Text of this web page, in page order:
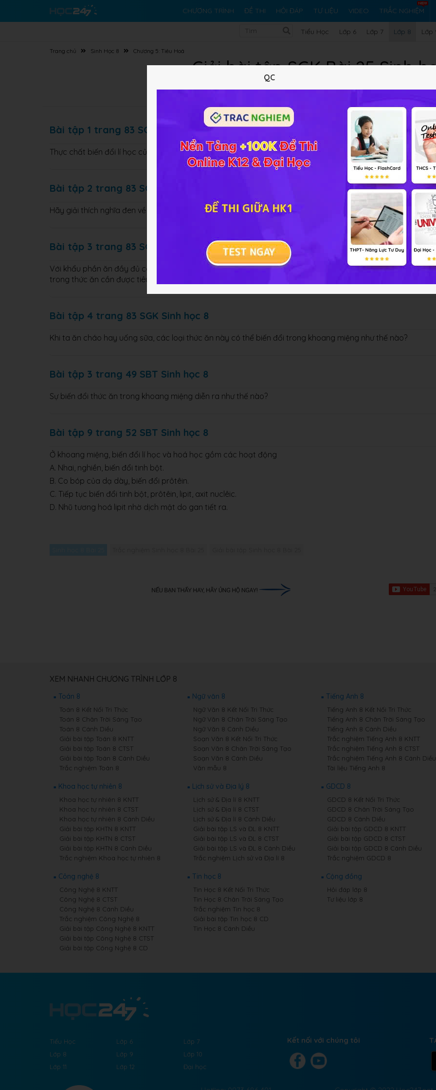
CHƯƠNG TRÌNH ĐỀ THI HỎI ĐÁP TƯ LIỆU VIDEO TRẮC NGHIỆM
Tiểu Học Lớp 6 Lớp 7 Lớp 8 Lớp
Trang chủ Sinh Học 8 Chương 5: Tiêu Hoá
Giải bài tập SGK Bài 25 Sinh
Bài tập 1 trang 83 SGK Sinh học 8
Thực chất biến đổi lí học của thức ăn trong khoang miệng là gì?
Bài tập 2 trang 83 SGK Sinh học 8
Hãy giải thích nghĩa đen về mặt sinh học của câu thành ngữ " Nhai kĩ no lâu".
Bài tập 3 trang 83 SGK Sinh học 8
Với khẩu phần ăn đầy đủ các chất, sau tiêu hóa ở khoang miệng và thực quản thì còn lại những loại chất
trong thức ăn cần được tiêu hóa tiếp?
Bài tập 4 trang 83 SGK Sinh học 8
Khi ta ăn cháo hay uống sữa, các loại thức ăn này có thể biến đổi trong khoang miệng như thế nào?
Bài tập 3 trang 49 SBT Sinh học 8
Sự biến đổi thức ăn trong khoang miệng diễn ra như thế nào?
Bài tập 9 trang 52 SBT Sinh học 8
Ở khoang miệng, biến đổi lí học và hoá học gồm các hoạt động
A. Nhai, nghiền, biến đổi tinh bột.
B. Co bóp của dạ dày, biến đổi prôtêin.
C. Tiếp tục biến đổi tinh bột, prôtêin, lipit, axit nuclêic.
D. Nhũ tương hoá lipit nhờ dịch mật do gan tiết ra.
XEM NHANH CHƯƠNG TRÌNH LỚP 8
Toán 8
Toán 8 Kết Nối Tri Thức
Toán 8 Chân Trời Sáng Tạo
Toán 8 Cánh Diều
Giải bài tập Toán 8 KNTT
Giải bài tập Toán 8 CTST
Giải bài tập Toán 8 Cánh Diều
Trắc nghiệm Toán 8
Ngữ văn 8
Ngữ Văn 8 Kết Nối Tri Thức
Ngữ Văn 8 Chân Trời Sáng Tạo
Ngữ Văn 8 Cánh Diều
Soạn Văn 8 Kết Nối Tri Thức
Soạn Văn 8 Chân Trời Sáng Tạo
Soạn Văn 8 Cánh Diều
Văn mẫu 8
Tiếng Anh 8
Tiếng Anh 8 Kết Nối Tri Thức
Tiếng Anh 8 Chân Trời Sáng Tạo
Tiếng Anh 8 Cánh Diều
Trắc nghiệm Tiếng Anh 8 KNTT
Trắc nghiệm Tiếng Anh 8 CTST
Trắc nghiệm Tiếng Anh 8 Cánh Diều
Tài liệu Tiếng Anh 8
Khoa học tự nhiên 8
Khoa học tự nhiên 8 KNTT
Khoa học tự nhiên 8 CTST
Khoa học tự nhiên 8 Cánh Diều
Giải bài tập KHTN 8 KNTT
Giải bài tập KHTN 8 CTST
Giải bài tập KHTN 8 Cánh Diều
Trắc nghiệm Khoa học tự nhiên 8
Lịch sử và Địa lý 8
Lịch sử & Địa lí 8 KNTT
Lịch sử & Địa lí 8 CTST
Lịch sử & Địa lí 8 Cánh Diều
Giải bài tập LS và ĐL 8 KNTT
Giải bài tập LS và ĐL 8 CTST
Giải bài tập LS và ĐL 8 Cánh Diều
Trắc nghiệm Lịch sử và Địa lí 8
GDCD 8
GDCD 8 Kết Nối Tri Thức
GDCD 8 Chân Trời Sáng Tạo
GDCD 8 Cánh Diều
Giải bài tập GDCD 8 KNTT
Giải bài tập GDCD 8 CTST
Giải bài tập GDCD 8 Cánh Diều
Trắc nghiệm GDCD 8
Công nghệ 8
Công Nghệ 8 KNTT
Công Nghệ 8 CTST
Công Nghệ 8 Cánh Diều
Trắc nghiệm Công Nghệ 8
Giải bài tập Công Nghệ 8 KNTT
Giải bài tập Công Nghệ 8 CTST
Giải bài tập Công Nghệ 8 CD
Tin học 8
Tin Học 8 Kết Nối Tri Thức
Tin Học 8 Chân Trời Sáng Tạo
Trắc nghiệm Tin học 8
Giải bài tập Tin học 8 CD
Tin Học 8 Cánh Diều
Cộng đồng
Hỏi đáp lớp 8
Tư liệu lớp 8
Tiểu Học Lớp 6
Lớp 7
Lớp 8
Lớp 9
Lớp 10
Lớp 11
Lớp 12 Đại học
Kết nối với chúng tôi
QC